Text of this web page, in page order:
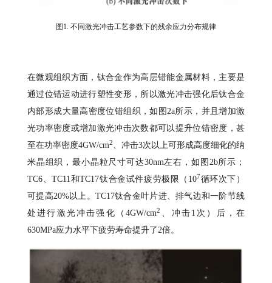
图1. 不同激光冲击工艺参数下的残余应力分布规律
在微观组织方面，钛合金作为高层错能金属材料，主要是
通过位错运动进行塑性变形，所以激光冲击强化后钛合金
内部形成大量高密度位错组织，如图2a所示，并且增加激
光功率密度或增加激光冲击次数都可以提升位错密度，甚
至在功率密度4GW/cm2、冲击3次以上可形成高度细化的纳
米晶组织，最小晶粒尺寸可达30nm左右，如图2b所示；
TC6、TC11和TC17钛合金试件疲劳极限（107循环次下）
可提高20%以上。TC17钛合金叶片进、排气边和一阶节线
处进行激光冲击强化（4GW/cm2 、冲击1次）后，在
630MPa应力水平下疲劳寿命提升了2倍。